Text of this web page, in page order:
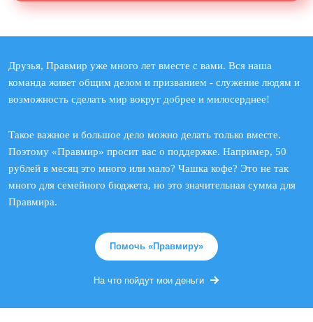
Друзья, Правмир уже много лет вместе с вами. Вся наша
команда живет общим делом и призванием - служение людям и
возможность сделать мир вокруг добрее и милосерднее!
Такое важное и большое дело можно делать только вместе.
Поэтому «Правмир» просит вас о поддержке. Например, 50
рублей в месяц это много или мало? Чашка кофе? Это не так
много для семейного бюджета, но это значительная сумма для
Правмира.
Помочь «Правмиру»
На что пойдут мои деньги